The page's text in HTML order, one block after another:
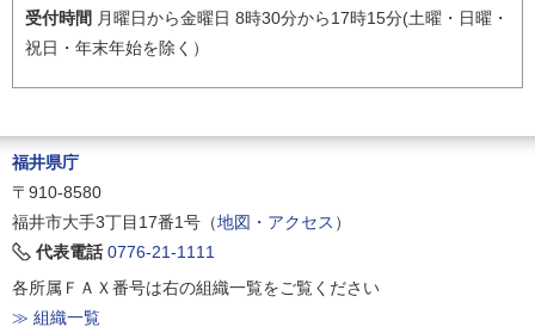
受付時間 月曜日から金曜日 8時30分から17時15分(土曜・日曜・
祝日・年末年始を除く）
福井県庁
〒910-8580
福井市大手3丁目17番1号（地図・アクセス ）
代表電話 0776-21-1111
各所属ＦＡＸ番号は右の組織一覧をご覧ください
≫ 組織一覧